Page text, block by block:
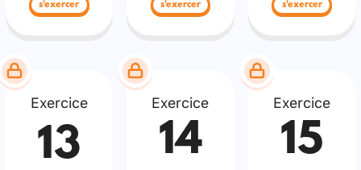
s'exercer s'exercer s'exercer
Exercice
13
Exercice
14
Exercice
15